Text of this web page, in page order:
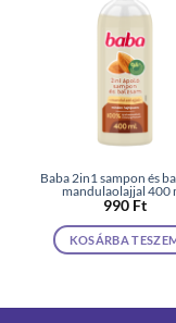
Baba 2in1 sampon és
mandulaolajjal 400
990 Ft
KOSÁRBA